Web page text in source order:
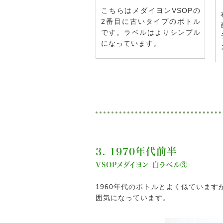
こちらはメダイヨンVSOPの
2番目に古いタイプのボトル
です。ラベルはよりシンプル
になっています。
3. 1970年代前半
VSOPメダイヨン 白ラベル③
1960年代のボトルとよく似ています
囲気になっています。